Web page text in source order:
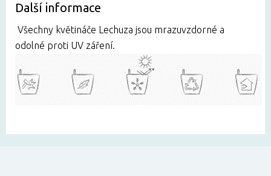
Další informace
Všechny květináče Lechuza jsou mrazuvzdorné a
odolné proti UV záření.